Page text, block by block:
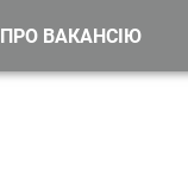
ПРО ВАКАНСІЮ